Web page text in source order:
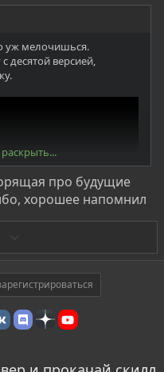
уж мелочишься.
десятой версией,
про будущие
хорошее напомнил
р
о
т
и
в